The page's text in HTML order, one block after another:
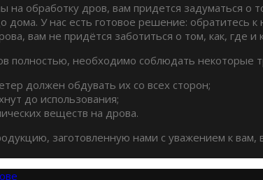
на обработку дров, вам придется задуматься
У нас есть готовое решение: обратитесь
вам не придётся заботиться о том, как, где и
полностью, необходимо соблюдать некоторые
должен обдувать их со всех сторон;
до использования;
веществ на дрова.
заготовленную нами с уважением к